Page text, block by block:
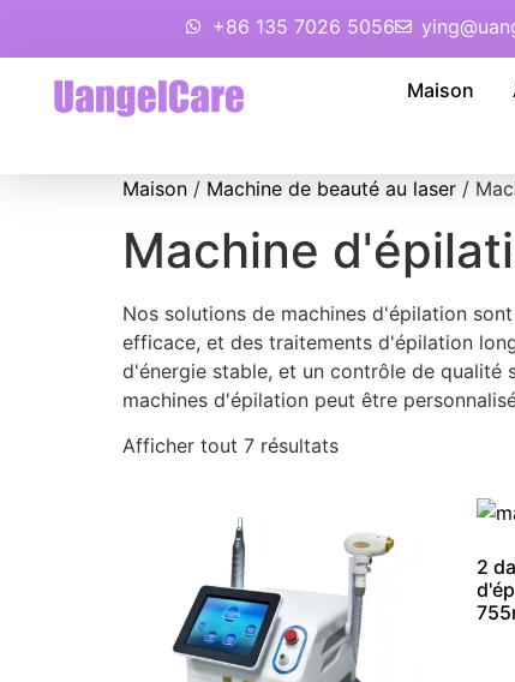
+86 135 7026 5056
Maison
Maison / Machine de beauté au laser /
Machine
Nos solutions de machines d'épilation
efficace, et des traitements d'épilation
d'énergie stable, et un contrôle de qualité
machines d'épilation peut être
Afficher tout 7 résultats
2